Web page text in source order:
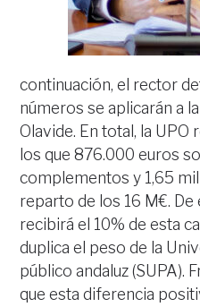
continuación, el rector
números se aplicarán a
Olavide. En total, la UPO
los que 876.000 euros
complementos y 1,65
reparto de los 16 M€. De
recibirá el 10% de esta
duplica el peso de la
público andaluz (SUPA).
que esta diferencia